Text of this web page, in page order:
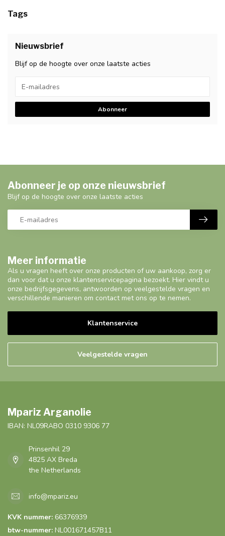
Tags
Nieuwsbrief
Blijf op de hoogte over onze laatste acties
Abonneer
Meer informatie
Als u vragen heeft over onze producten of uw aankoop, zorg er
dan voor dat u onze klantenservicepagina bezoekt. Hier vindt u
onze bedrijfsgegevens, antwoorden op veelgestelde vragen en
verschillende manieren om contact met ons op te nemen.
Klantenservice
Veelgestelde vragen
Abonneer je op onze nieuwsbrief
Blijf op de hoogte over onze laatste acties
Mpariz Arganolie
IBAN: NL09RABO 0310 9306 77
Prinsenhil 29
4825 AX Breda
the Netherlands
info@mpariz.eu
KVK nummer: 66376939
btw-nummer: NL001671457B11